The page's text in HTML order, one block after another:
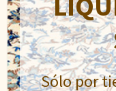
Sólo por